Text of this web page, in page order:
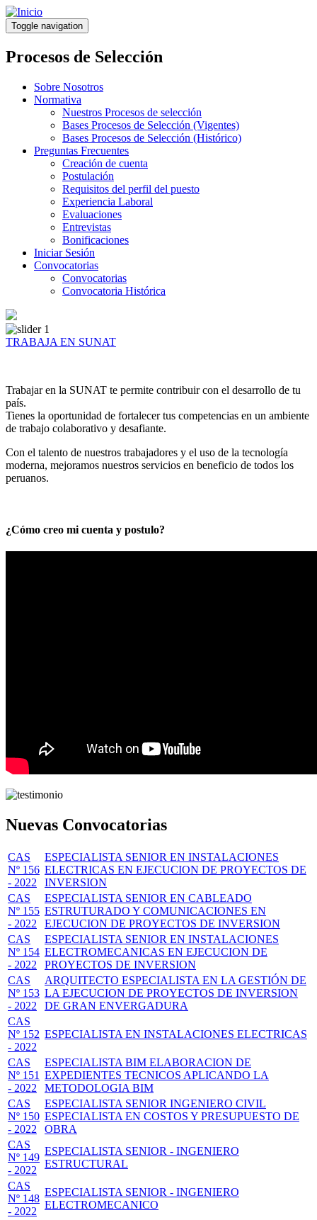
Pasar
al
contenido
principal
Toggle navigation
Procesos de Selección
Sobre Nosotros
Normativa
Nuestros Procesos de selección
Bases Procesos de Selección (Vigentes)
Bases Procesos de Selección (Histórico)
Preguntas Frecuentes
Creación de cuenta
Postulación
Requisitos del perfil del puesto
Experiencia Laboral
Evaluaciones
Entrevistas
Bonificaciones
Iniciar Sesión
Convocatorias
Convocatorias
Convocatoria Histórica
TRABAJA EN SUNAT
Trabajar en la SUNAT te permite contribuir con el desarrollo de tu
país.
Tienes la oportunidad de fortalecer tus competencias en un ambiente
de trabajo colaborativo y desafiante.
Con el talento de nuestros trabajadores y el uso de la tecnología
moderna, mejoramos nuestros servicios en beneficio de todos los
peruanos.
¿Cómo creo mi cuenta y postulo?
Nuevas Convocatorias
CAS
Nº 156
- 2022
ESPECIALISTA SENIOR EN INSTALACIONES
ELECTRICAS EN EJECUCION DE PROYECTOS DE
INVERSION
CAS
Nº 155
- 2022
ESPECIALISTA SENIOR EN CABLEADO
ESTRUTURADO Y COMUNICACIONES EN
EJECUCION DE PROYECTOS DE INVERSION
CAS
Nº 154
- 2022
ESPECIALISTA SENIOR EN INSTALACIONES
ELECTROMECANICAS EN EJECUCION DE
PROYECTOS DE INVERSION
CAS
Nº 153
- 2022
ARQUITECTO ESPECIALISTA EN LA GESTIÓN DE
LA EJECUCION DE PROYECTOS DE INVERSION
DE GRAN ENVERGADURA
CAS
Nº 152
- 2022
ESPECIALISTA EN INSTALACIONES ELECTRICAS
CAS
Nº 151
- 2022
ESPECIALISTA BIM ELABORACION DE
EXPEDIENTES TECNICOS APLICANDO LA
METODOLOGIA BIM
CAS
Nº 150
- 2022
ESPECIALISTA SENIOR INGENIERO CIVIL
ESPECIALISTA EN COSTOS Y PRESUPUESTO DE
OBRA
CAS
Nº 149
- 2022
ESPECIALISTA SENIOR - INGENIERO
ESTRUCTURAL
CAS
Nº 148
- 2022
ESPECIALISTA SENIOR - INGENIERO
ELECTROMECANICO